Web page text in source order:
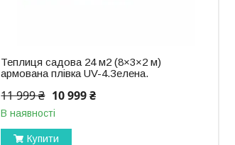
Теплиця садова 24 м2 (8×3×2 м)
армована плівка UV-4.Зелена.
11 999 ₴ 10 999 ₴
В наявності
Купити